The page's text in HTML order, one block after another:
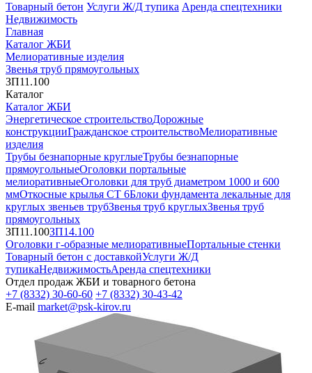
Товарный бетон Услуги Ж/Д тупика Аренда спецтехники
Недвижимость
Главная
Каталог ЖБИ
Мелиоративные изделия
Звенья труб прямоугольных
ЗП11.100
Каталог
Каталог ЖБИ
Энергетическое строительствоДорожные
конструкцииГражданское строительствоМелиоративные
изделия
Трубы безнапорные круглыеТрубы безнапорные
прямоугольныеОголовки портальные
мелиоративныеОголовки для труб диаметром 1000 и 600
ммОткосные крылья СТ 6Блоки фундамента лекальные для
круглых звеньев трубЗвенья труб круглыхЗвенья труб
прямоугольных
ЗП11.100ЗП14.100
Оголовки г-образные мелиоративныеПортальные стенки
Товарный бетон с доставкойУслуги Ж/Д
тупикаНедвижимостьАренда спецтехники
Отдел продаж ЖБИ и товарного бетона
+7 (8332) 30-60-60 +7 (8332) 30-43-42
E-mail market@psk-kirov.ru